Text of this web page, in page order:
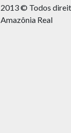
2013 © Todos
Amazônia Real